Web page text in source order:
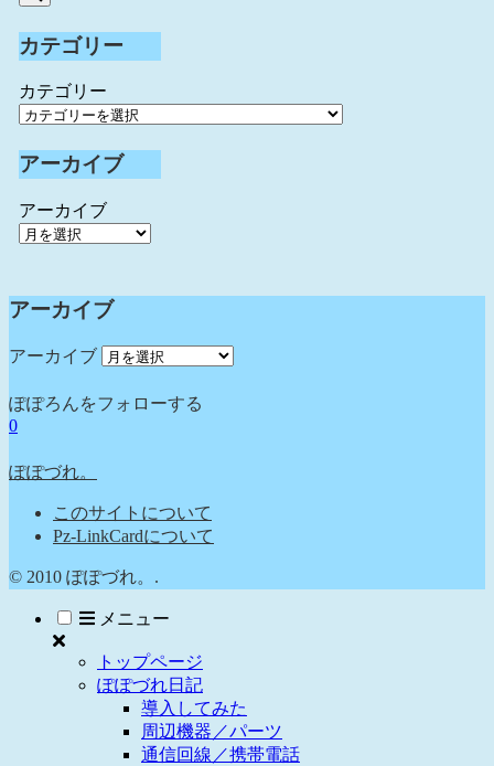
カテゴリー
カテゴリー
アーカイブ
アーカイブ
アーカイブ
アーカイブ
ぽぽろんをフォローする
0
ぽぽづれ。
このサイトについて
Pz-LinkCardについて
© 2010 ぽぽづれ。.
メニュー
トップページ
ぽぽづれ日記
導入してみた
周辺機器／パーツ
通信回線／携帯電話